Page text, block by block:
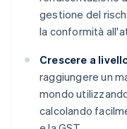
gestione del
la conformità
Crescere a
raggiungere un
mondo
calcolando